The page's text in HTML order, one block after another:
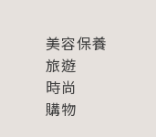
美容保養
旅遊
時尚
購物